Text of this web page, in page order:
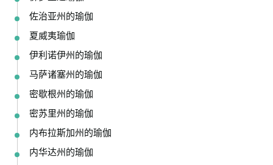
佐治亚州的瑜伽
夏威夷瑜伽
伊利诺伊州的瑜伽
马萨诸塞州的瑜伽
密歇根州的瑜伽
密苏里州的瑜伽
内布拉斯加州的瑜伽
内华达州的瑜伽